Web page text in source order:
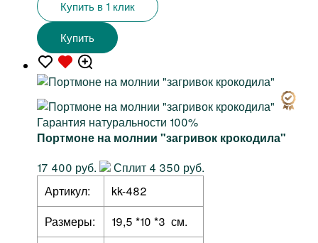
Купить в 1 клик
Купить
Гарантия натуральности 100%
Портмоне на молнии "загривок крокодила"
17 400 руб.
Сплит 4 350 руб.
Артикул:
kk-482
Размеры:
19,5 *10 *3 см.